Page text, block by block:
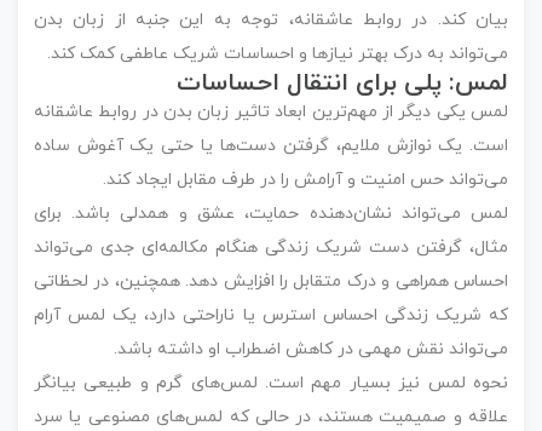
بیان کند. در روابط عاشقانه، توجه به این جنبه از زبان بدن
می‌تواند به درک بهتر نیازها و احساسات شریک عاطفی کمک کند.
لمس: پلی برای انتقال احساسات
لمس یکی دیگر از مهم‌ترین ابعاد تاثیر زبان بدن در روابط عاشقانه
است. یک نوازش ملایم، گرفتن دست‌ها یا حتی یک آغوش ساده
می‌تواند حس امنیت و آرامش را در طرف مقابل ایجاد کند.
لمس می‌تواند نشان‌دهنده حمایت، عشق و همدلی باشد. برای
مثال، گرفتن دست شریک زندگی هنگام مکالمه‌ای جدی می‌تواند
احساس همراهی و درک متقابل را افزایش دهد. همچنین، در لحظاتی
که شریک زندگی احساس استرس یا ناراحتی دارد، یک لمس آرام
می‌تواند نقش مهمی در کاهش اضطراب او داشته باشد.
نحوه لمس نیز بسیار مهم است. لمس‌های گرم و طبیعی بیانگر
علاقه و صمیمیت هستند، در حالی که لمس‌های مصنوعی یا سرد